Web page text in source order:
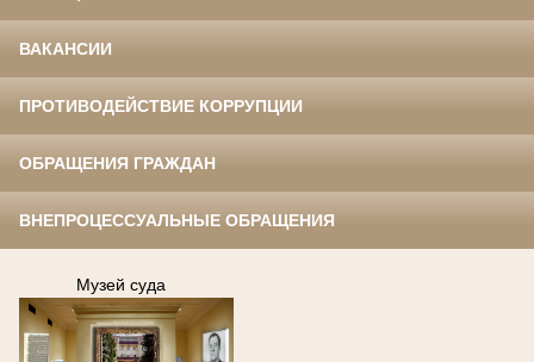
ВАКАНСИИ
ПРОТИВОДЕЙСТВИЕ КОРРУПЦИИ
ОБРАЩЕНИЯ ГРАЖДАН
ВНЕПРОЦЕССУАЛЬНЫЕ ОБРАЩЕНИЯ
Музей суда